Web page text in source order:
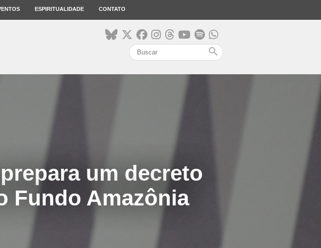
ESPIRITUALIDADE CONTATO
search
um decreto
Fundo Amazônia